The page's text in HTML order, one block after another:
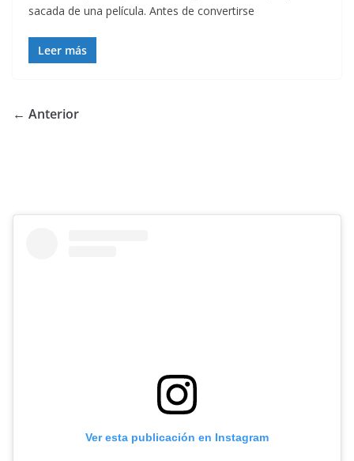
sacada de una película. Antes de convertirse
Leer más
← Anterior
Ver esta publicación en Instagram